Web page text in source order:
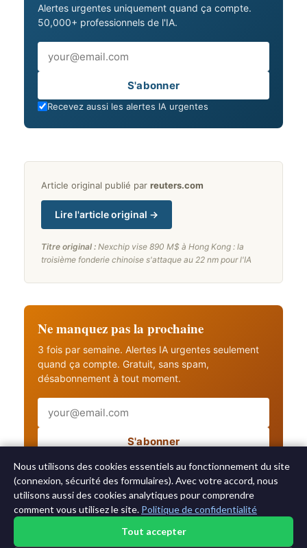
Alertes urgentes uniquement quand ça compte.
50,000+ professionnels de l'IA.
S'abonner
Recevez aussi les alertes IA urgentes
Article original publié par reuters.com
Lire l'article original →
Titre original : Nexchip vise 890 M$ à Hong Kong : la
troisième fonderie chinoise s'attaque au 22 nm pour l'IA
Ne manquez pas la prochaine
3 fois par semaine. Alertes IA urgentes seulement
quand ça compte. Gratuit, sans spam,
désabonnement à tout moment.
Email S'abonner
Recevez aussi les alertes IA urgentes
Nous utilisons des cookies essentiels au fonctionnement du site
(connexion, sécurité des formulaires). Avec votre accord, nous
utilisons aussi des cookies analytiques pour comprendre
comment vous utilisez le site. Politique de confidentialité
Tout accepter